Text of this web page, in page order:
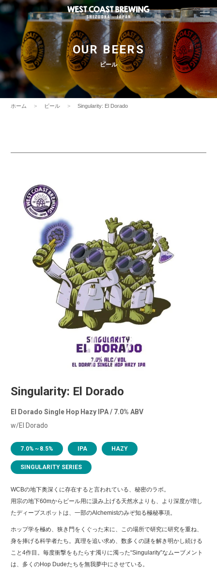
OUR BEERS
ビール
ホーム ビール Singularity: El Dorado
Singularity: El Dorado
El Dorado Single Hop Hazy IPA / 7.0% ABV
w/El Dorado
7.0%～8.5% IPA HAZY
SINGULARITY SERIES
WCBの地下奥深くに存在すると言われている、秘密のラボ。
用宗の地下60mからビール用に汲み上げる天然水よりも、より深度が増し
たディープスポットは、一部のAlchemistのみぞ知る極秘事項。
ホップ学を極め、狭き門をくぐった末に、この場所で研究に研究を重ね、
身を捧げる科学者たち。真理を追い求め、数多くの謎を解き明かし続ける
こと4作目。毎度衝撃をもたらす濁りに濁った“Singularity”なムーブメント
は、多くのHop Dudeたちを無我夢中にさせている。